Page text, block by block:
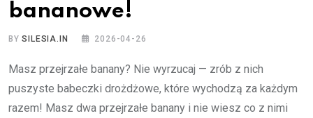
bananowe!
BYSILESIA.IN 2026-04-26
Masz przejrzałe banany? Nie wyrzucaj — zrób z nich
puszyste babeczki drożdżowe, które wychodzą za każdym
razem! Masz dwa przejrzałe banany i nie wiesz co z nimi